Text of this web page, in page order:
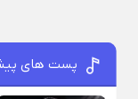
پست های